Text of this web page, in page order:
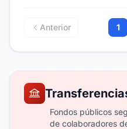
Anterior 1
Fondos públicos
de colaboradores